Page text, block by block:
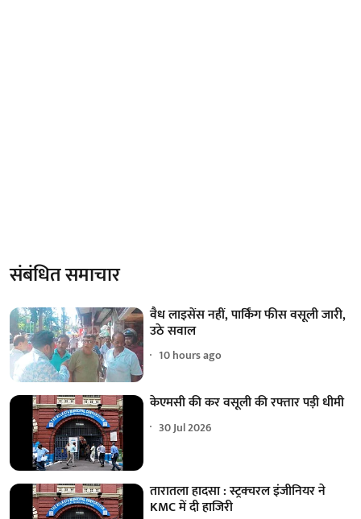
संबंधित समाचार
वैध लाइसेंस नहीं, पार्किंग फीस वसूली जारी,
उठे सवाल
10 hours ago
केएमसी की कर वसूली की रफ्तार पड़ी धीमी
30 Jul 2026
तारातला हादसा : स्ट्रक्चरल इंजीनियर ने
KMC में दी हाजिरी